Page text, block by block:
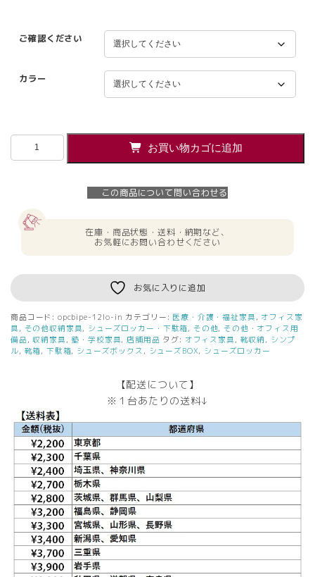
ご確認ください
カラー
【法
ロ
ッ
－
オ
ー
用
IPE-
12LO
ホ
ワ
イ
ト
ブ
ラ
ッ
ク
お買い物カゴに追加
この商品について問い合わせる
在庫・商品状態・送料・納期など、
お気軽にお問い合わせください
お気に入りに追加
商品コード: opcbipe-12lo-in カテゴリー: 医療・介護・福祉家具 , オフィス家
具 , その他収納家具, シューズロッカー・下駄箱, その他,その他・オフィス用
備品,収納家具 ,塾・学校家具, 店舗用品 タグ: オフィス家具 , 靴収納 , シンプ
ル, 靴箱, 下駄箱, シューズボックス , シューズBOX, シューズロッカー
【配送について】
※１台あたりの送料↓